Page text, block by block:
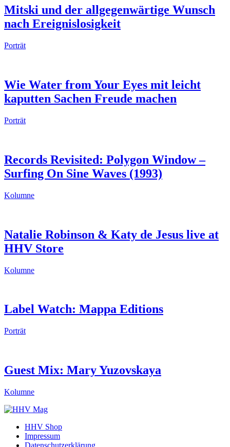
Mitski und der allgegenwärtige Wunsch
nach Ereignislosigkeit
Porträt
Wie Water from Your Eyes mit leicht
kaputten Sachen Freude machen
Porträt
Records Revisited: Polygon Window –
Surfing On Sine Waves (1993)
Kolumne
Natalie Robinson & Katy de Jesus live at
HHV Store
Kolumne
Label Watch: Mappa Editions
Porträt
Guest Mix: Mary Yuzovskaya
Kolumne
HHV Shop
Impressum